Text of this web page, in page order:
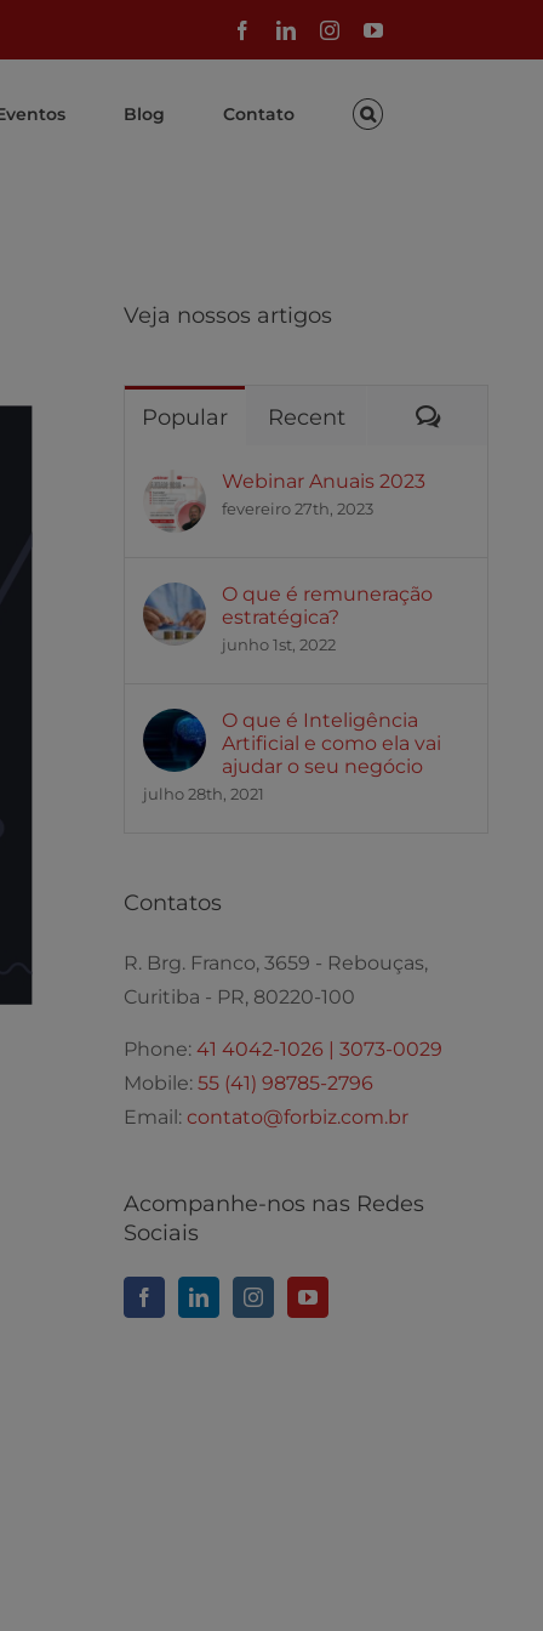
FacebookLinkedInInstagramYouTube
Blog Contato
Veja nossos artigos
Popular Recent
Webinar Anuais 2023
fevereiro 27th, 2023
O que é remuneração
estratégica?
junho 1st, 2022
O que é Inteligência
Artificial e como ela vai
ajudar o seu negócio
julho 28th, 2021
Contatos
R. Brg. Franco, 3659 - Rebouças,
Curitiba - PR, 80220-100
Phone:41 4042-1026 | 3073-0029
Mobile:55 (41) 98785-2796
Email: contato@forbiz.com.br
Acompanhe-nos nas Redes
Sociais